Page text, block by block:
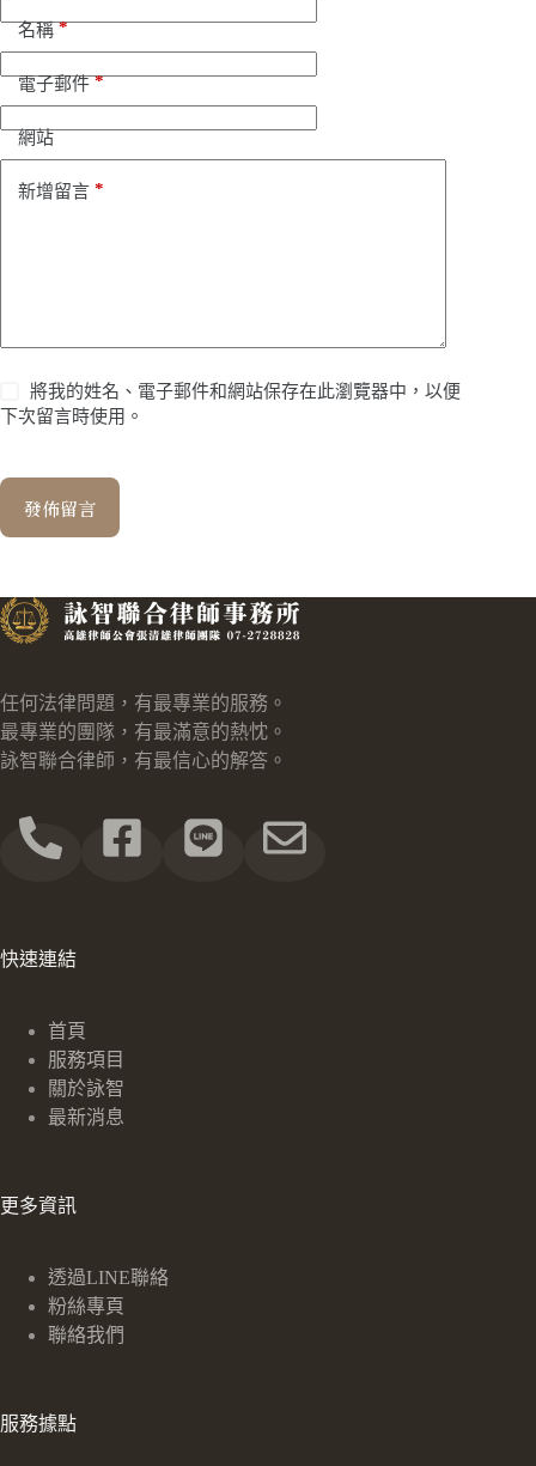
名稱*
電子郵件*
網站
新增留言 *
將我的姓名、電子郵件和網站保存在此瀏覽器中，以便
下次留言時使用。
發佈留言
任何法律問題，有最專業的服務。
最專業的團隊，有最滿意的熱忱。
詠智聯合律師，有最信心的解答。
快速連結
首頁
服務項目
關於詠智
最新消息
更多資訊
透過LINE聯絡
粉絲專頁
聯絡我們
服務據點